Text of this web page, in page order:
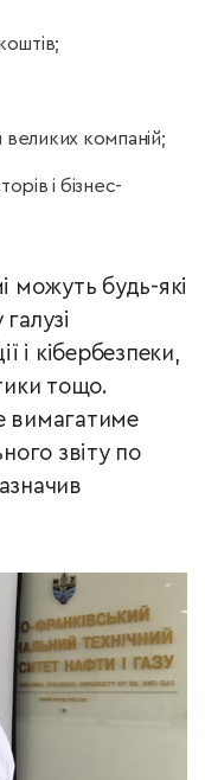
компаній;
і бізнес-
можуть будь-які
і кібербезпеки,
тощо.
вимагатиме
звіту по